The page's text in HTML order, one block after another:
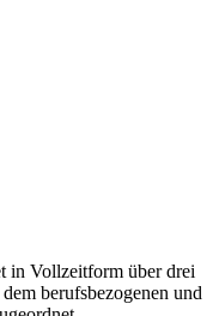
in Vollzeitform über drei
berufsbezogenen und